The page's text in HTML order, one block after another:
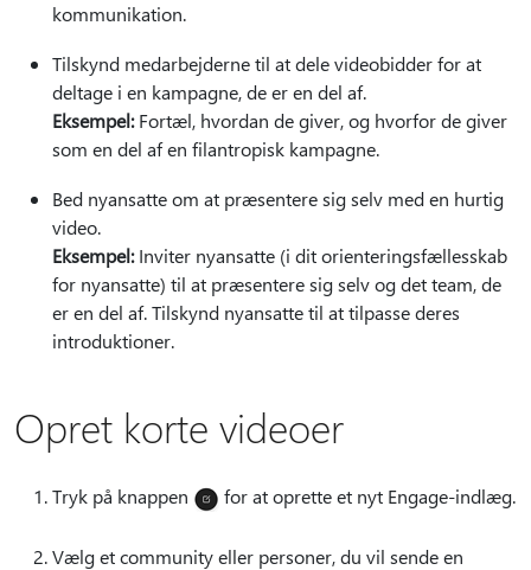
kommunikation.
Tilskynd medarbejderne til at dele videobidder for at
deltage i en kampagne, de er en del af.
Eksempel:Fortæl, hvordan de giver, og hvorfor de giver
som en del af en filantropisk kampagne.
Bed nyansatte om at præsentere sig selv med en hurtig
video.
Eksempel:Inviter nyansatte (i dit orienteringsfællesskab
for nyansatte) til at præsentere sig selv og det team, de
er en del af. Tilskynd nyansatte til at tilpasse deres
introduktioner.
Opret korte videoer
Tryk på knappen for at oprette et nyt Engage-indlæg.
Vælg et community eller personer, du vil sende en